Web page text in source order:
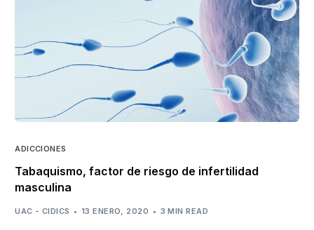
ADICCIONES
Tabaquismo, factor de riesgo de infertilidad
masculina
UAC - CIDICS 13 ENERO, 2020 3 MIN READ